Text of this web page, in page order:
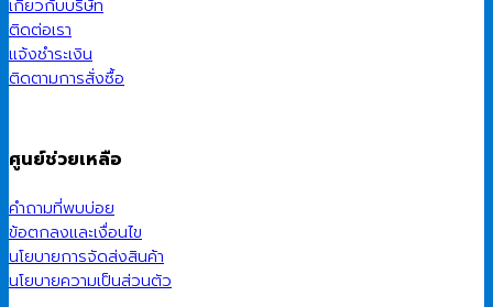
เกี่ยวกับบริษัท
ติดต่อเรา
แจ้งชำระเงิน
ติดตามการสั่งซื้อ
ศูนย์ช่วยเหลือ
คำถามที่พบบ่อย
ข้อตกลงและเงื่อนไข
นโยบายการจัดส่งสินค้า
นโยบายความเป็นส่วนตัว